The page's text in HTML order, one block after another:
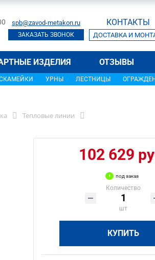
spb@zavod-metakon.ru
ЗАКАЗАТЬ ЗВОНОК
КОНТАКТЫ
ДОСТАВКА И
ИЗДЕЛИЯ ОТЗЫВЫ
УРНЫ ЛЕСТНИЦЫ
Тепловые линии
102 629
под заказ
Количество
шт
КУПИТЬ